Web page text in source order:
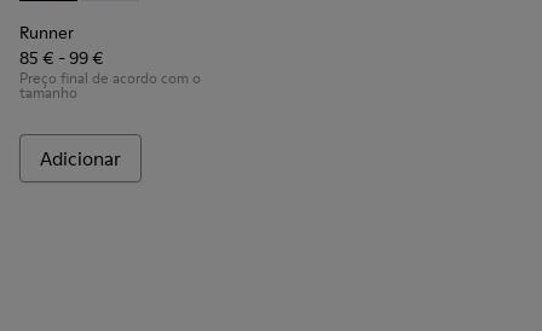
Runner
85 € - 99 €
Preço final de acordo com o
tamanho
Adicionar